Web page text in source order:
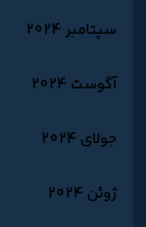
سپتامبر 2024
آگوست 2024
جولای 2024
ژوئن 2024